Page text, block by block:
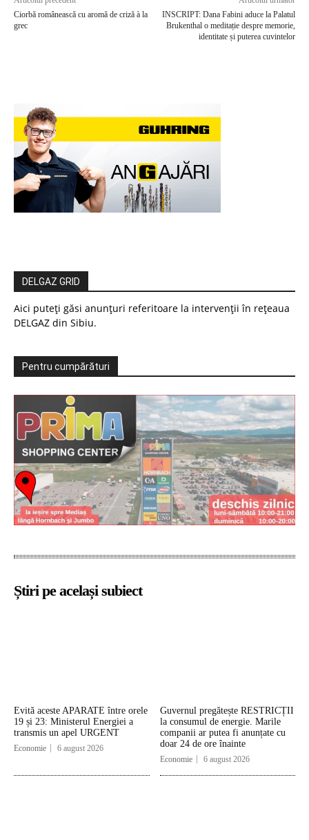
Ciorbă românească cu aromă de criză à la
grec
INSCRIPT: Dana Fabini aduce la Palatul
Brukenthal o meditație despre memorie,
identitate și puterea cuvintelor
DELGAZ GRID
Aici puteți găsi anunțuri referitoare la intervenții în rețeaua
DELGAZ din Sibiu.
Pentru cumpărături
Știri pe același subiect
Evită aceste APARATE între orele
19 și 23: Ministerul Energiei a
transmis un apel URGENT
Economie 6 august 2026
Guvernul pregătește RESTRICȚII
la consumul de energie. Marile
companii ar putea fi anunțate cu
doar 24 de ore înainte
Economie 6 august 2026